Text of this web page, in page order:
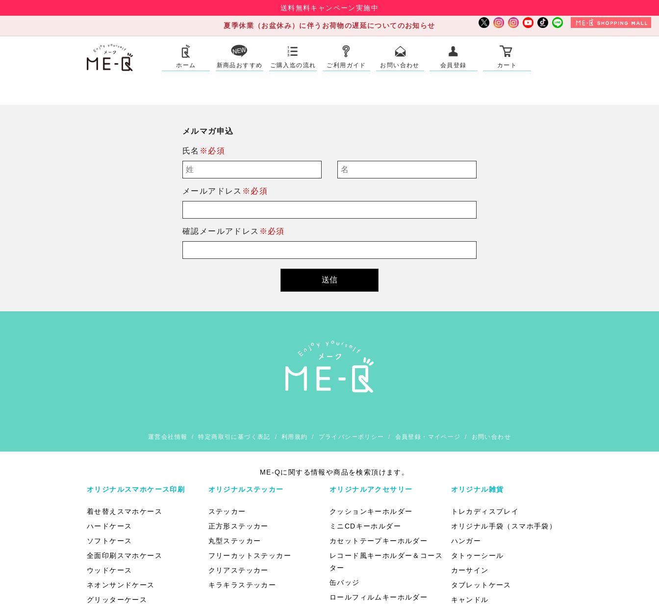
送料無料キャンペーン実施中
夏季休業（お盆休み）に伴うお荷物の遅延についてのお知らせ
ホーム 新商品おすすめ ご購入迄の流れ ご利用ガイド お問い合わせ 会員登録 カート
メルマガ申込
氏名 ※必須
メールアドレス ※必須
確認メールアドレス ※必須
運営会社情報 /特定商取引に基づく表記 / 利用規約 / プライバシーポリシー / 会員登録・マイページ / お問い合わせ
ME-Qに関する情報や商品を検索頂けます。
オリジナルスマホケース印刷
着せ替えスマホケース
ハードケース
ソフトケース
全面印刷スマホケース
ウッドケース
ネオンサンドケース
グリッターケース
オリジナルステッカー
ステッカー
正方形ステッカー
丸型ステッカー
フリーカットステッカー
クリアステッカー
キラキラステッカー
オリジナルアクセサリー
クッションキーホルダー
ミニCDキーホルダー
カセットテープキーホルダー
レコード風キーホルダー＆コース
ター
缶バッジ
ロールフィルムキーホルダー
オリジナル雑貨
トレカディスプレイ
オリジナル手袋（スマホ手袋）
ハンガー
タトゥーシール
カーサイン
タブレットケース
キャンドル